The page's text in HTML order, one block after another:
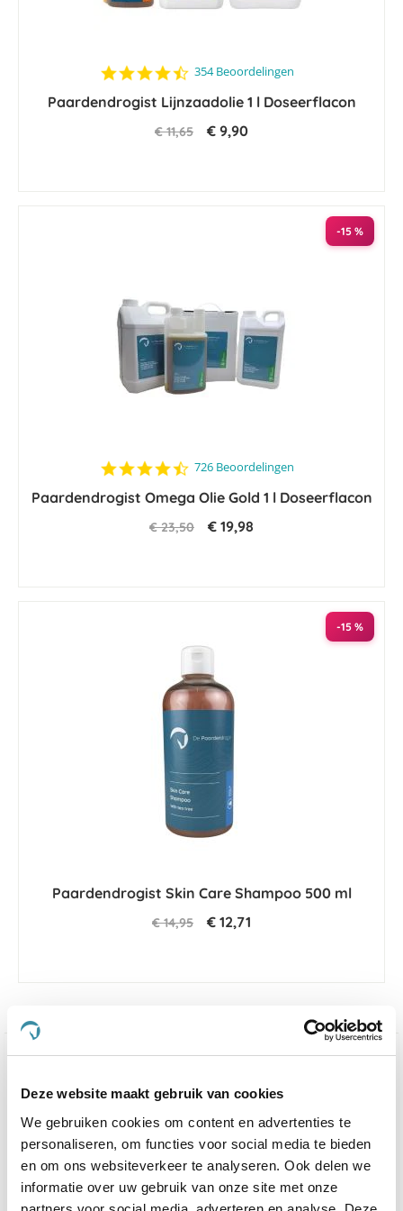
Deze website maakt gebruik van cookies
We gebruiken cookies om content en advertenties te
personaliseren, om functies voor social media te bieden
en om ons websiteverkeer te analyseren. Ook delen we
informatie over uw gebruik van onze site met onze
4.6
rating
354 Beoordelingen
Paardendrogist Lijnzaadolie 1 l Doseerflacon
€ 11,65 € 9,90
-15 %
4.7
rating
726 Beoordelingen
Paardendrogist Omega Olie Gold 1 l Doseerflacon
€ 23,50 € 19,98
-15 %
Paardendrogist Skin Care Shampoo 500 ml
€ 14,95 € 12,71
waar wij met trots een uitgebreid assortiment van
hoogwaardige producten presenteren, zowel van
Paardendrogistals van Dursy Dog , gericht op de
welzijn en gezondheid van uw paarden,hondenen
katten. Onze passie voor dierenwelzijn heeft ons
ertoe aangezet een diversiteit aan supplementen,
voeding en verzorgingsproducten te ontwikkelen, die